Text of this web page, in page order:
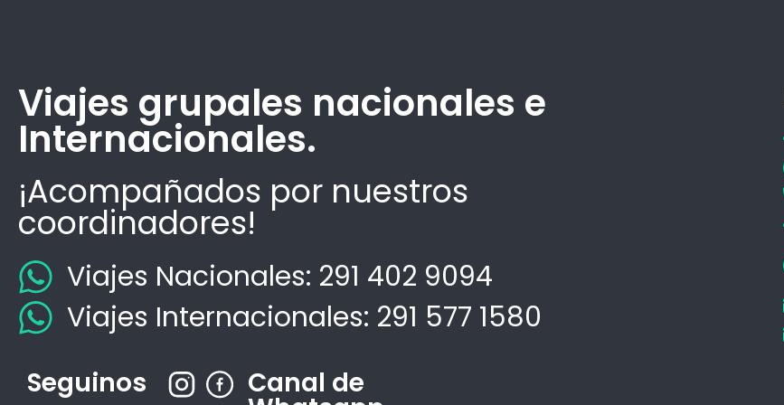
Viajes grupales nacionales e
Internacionales.
¡Acompañados por nuestros
coordinadores!
Viajes Nacionales: 291 402 9094
Viajes Internacionales: 291 577 1580
Seguinos Canal de